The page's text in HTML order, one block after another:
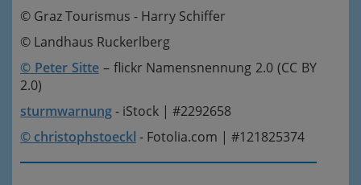
© Graz Tourismus - Harry Schiffer
© Landhaus Ruckerlberg
© Peter Sitte– flickr Namensnennung 2.0 (CC BY
2.0)
sturmwarnung- iStock | #2292658
© christophstoeckl - Fotolia.com | #121825374